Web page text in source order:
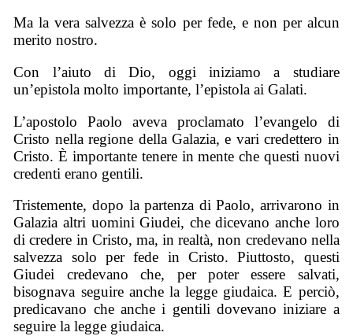
Ma la vera salvezza è solo per fede, e non per alcun
merito nostro.
Con l’aiuto di Dio, oggi iniziamo a studiare
un’epistola molto importante, l’epistola ai Galati.
L’apostolo Paolo aveva proclamato l’evangelo di
Cristo nella regione della Galazia, e vari credettero in
Cristo. È importante tenere in mente che questi nuovi
credenti erano gentili.
Tristemente, dopo la partenza di Paolo, arrivarono in
Galazia altri uomini Giudei, che dicevano anche loro
di credere in Cristo, ma, in realtà, non credevano nella
salvezza solo per fede in Cristo. Piuttosto, questi
Giudei credevano che, per poter essere salvati,
bisognava seguire anche la legge giudaica. E perciò,
predicavano che anche i gentili dovevano iniziare a
seguire la legge giudaica.